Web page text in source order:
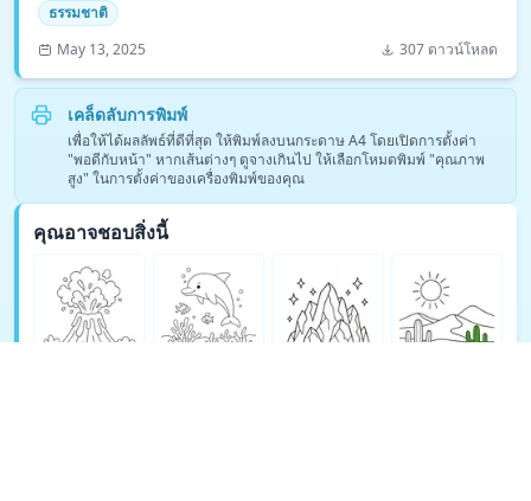
ธรรมชาติ
May 13, 2025
307 ดาวน์โหลด
เคล็ดลับการพิมพ์
เพื่อให้ได้ผลลัพธ์ที่ดีที่สุด ให้พิมพ์ลงบนกระดาษ A4 โดยเปิดการตั้งค่า
"พอดีกับหน้า" หากเส้นต่างๆ ดูจางเกินไป ให้เลือกโหมดพิมพ์ "คุณภาพ
สูง" ในการตั้งค่าของเครื่องพิมพ์ของคุณ
คุณอาจชอบสิ่งนี้